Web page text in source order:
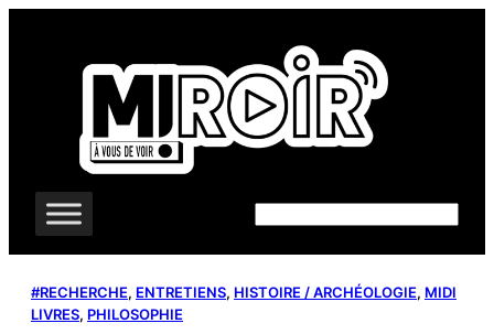
#RECHERCHE, ENTRETIENS, HISTOIRE / ARCHÉOLOGIE, MIDI
LIVRES, PHILOSOPHIE